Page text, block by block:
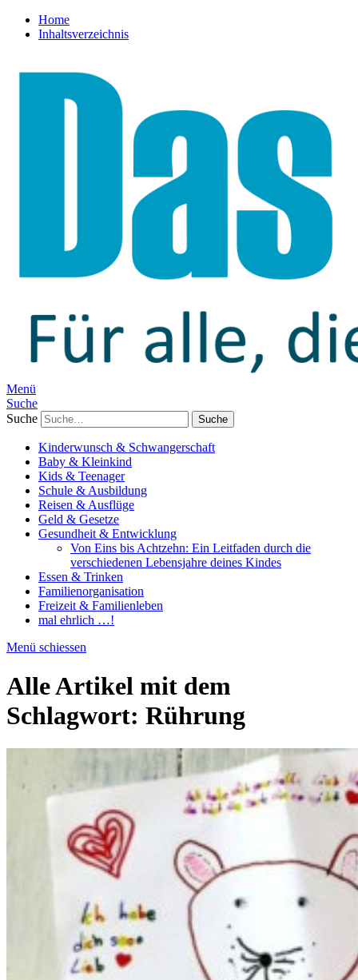
Home
Inhaltsverzeichnis
Menü
Suche
Suche
Kinderwunsch & Schwangerschaft
Baby & Kleinkind
Kids & Teenager
Schule & Ausbildung
Reisen & Ausflüge
Geld & Gesetze
Gesundheit & Entwicklung
Von Eins bis Achtzehn: Ein Leitfaden durch die
verschiedenen Lebensjahre deines Kindes
Essen & Trinken
Familienorganisation
Freizeit & Familienleben
mal ehrlich …!
Menü schiessen
Alle Artikel mit dem
Schlagwort: Rührung